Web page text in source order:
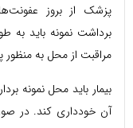
پزشک از بروز
برداشت نمونه باید به
مراقبت از محل به
بیمار باید محل نمونه
آن خودداری کند. در